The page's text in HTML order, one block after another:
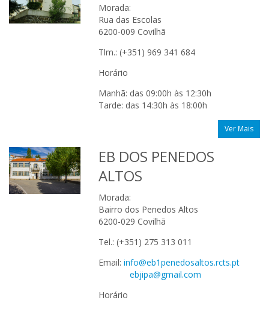
Morada:
Rua das Escolas
6200-009 Covilhã
Tlm.: (+351) 969 341 684
Horário
Manhã: das 09:00h às 12:30h
Tarde: das 14:30h às 18:00h
Ver Mais
EB DOS PENEDOS
ALTOS
Morada:
Bairro dos Penedos Altos
6200-029 Covilhã
Tel.: (+351) 275 313 011
Email:info@eb1penedosaltos.rcts.pt
ebjipa@gmail.com
Horário